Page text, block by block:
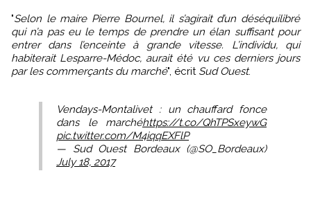
"Selon le maire Pierre Bournel, il s’agirait d’un déséquilibré
qui n’a pas eu le temps de prendre un élan suffisant pour
entrer dans l’enceinte à grande vitesse. L’individu, qui
habiterait Lesparre-Médoc, aurait été vu ces derniers jours
par les commerçants du marché", écrit Sud Ouest.
Vendays-Montalivet : un chauffard fonce
dans le marchéhttps://t.co/QhTPSxeywG
pic.twitter.com/M4iqqEXFlP
— Sud Ouest Bordeaux (@SO_Bordeaux)
July 18, 2017